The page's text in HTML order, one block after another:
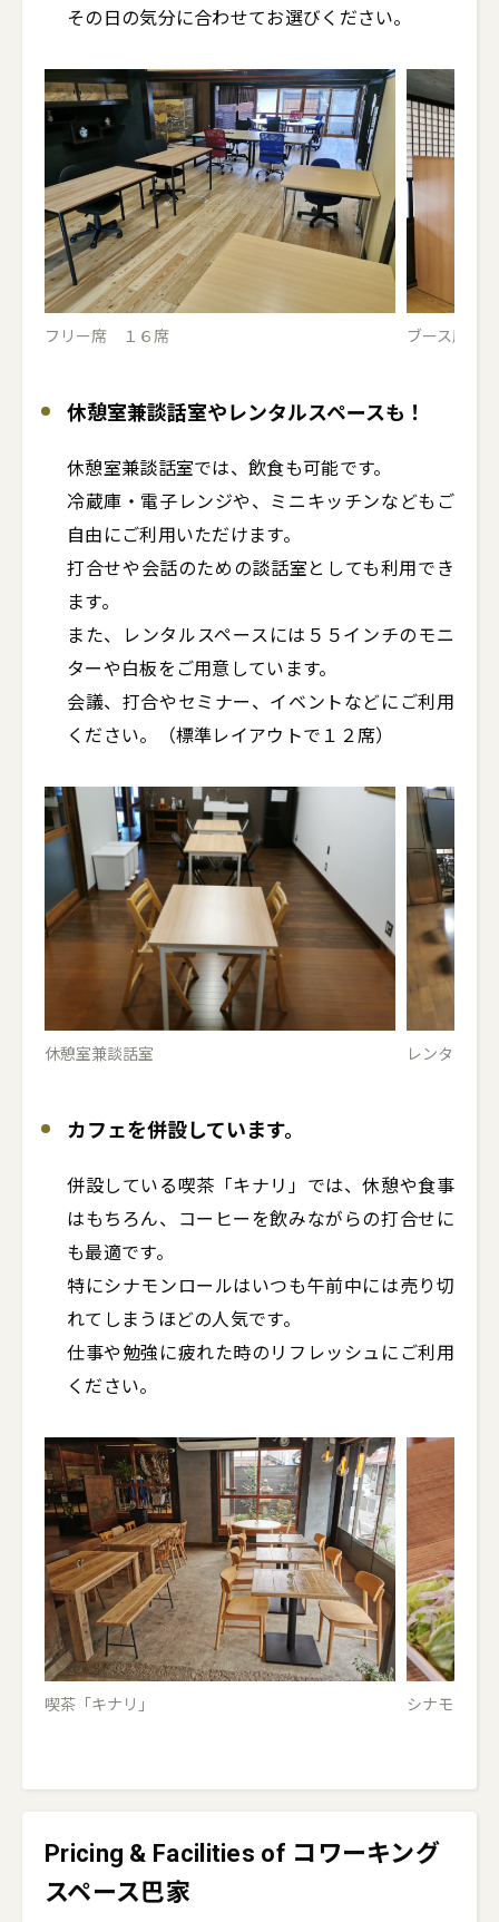
その日の気分に合わせてお選びください。
フリー席 １６席 ブース席
休憩室兼談話室やレンタルスペースも！
休憩室兼談話室では、飲食も可能です。
冷蔵庫・電子レンジや、ミニキッチンなどもご
自由にご利用いただけます。
打合せや会話のための談話室としても利用でき
ます。
また、レンタルスペースには５５インチのモニ
ターや白板をご用意しています。
会議、打合やセミナー、イベントなどにご利用
ください。（標準レイアウトで１２席）
休憩室兼談話室 レンタルス
カフェを併設しています。
併設している喫茶「キナリ」では、休憩や食事
はもちろん、コーヒーを飲みながらの打合せに
も最適です。
特にシナモンロールはいつも午前中には売り切
れてしまうほどの人気です。
仕事や勉強に疲れた時のリフレッシュにご利用
ください。
喫茶「キナリ」 シナモンロ
Pricing & Facilities of コワーキング
スペース巴家